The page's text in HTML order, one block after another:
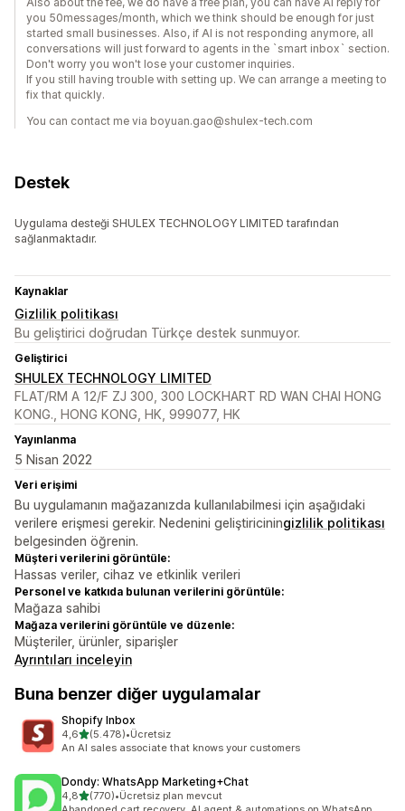
you 50messages/month, which we think should be enough for just
started small businesses. Also, if AI is not responding anymore, all
conversations will just forward to agents in the `smart inbox` section.
Don't worry you won't lose your customer inquiries.
If you still having trouble with setting up. We can arrange a meeting to
fix that quickly.
You can contact me via boyuan.gao@shulex-tech.com
Destek
Uygulama desteği SHULEX TECHNOLOGY LIMITED tarafından
sağlanmaktadır.
Kaynaklar
Gizlilik politikası
Bu geliştirici doğrudan Türkçe destek sunmuyor.
Geliştirici
SHULEX TECHNOLOGY LIMITED
FLAT/RM A 12/F ZJ 300, 300 LOCKHART RD WAN CHAI HONG
KONG., HONG KONG, HK, 999077, HK
Yayınlanma
5 Nisan 2022
Veri erişimi
Bu uygulamanın mağazanızda kullanılabilmesi için aşağıdaki
verilere erişmesi gerekir. Nedenini geliştiriciningizlilik politikası
belgesinden öğrenin.
Müşteri verilerini görüntüle:
Hassas veriler, cihaz ve etkinlik verileri
Personel ve katkıda bulunan verilerini görüntüle:
Mağaza sahibi
Mağaza verilerini görüntüle ve düzenle:
Müşteriler, ürünler, siparişler
Ayrıntıları inceleyin
Buna benzer diğer uygulamalar
Shopify Inbox
4,65 yıldız üzerinden
(5.478)
toplam 5478 değerlendirme
•Ücretsiz
An AI sales associate that knows your customers
Dondy: WhatsApp Marketing+Chat
4,85 yıldız üzerinden
(770)
toplam 770 değerlendirme
•Ücretsiz plan mevcut